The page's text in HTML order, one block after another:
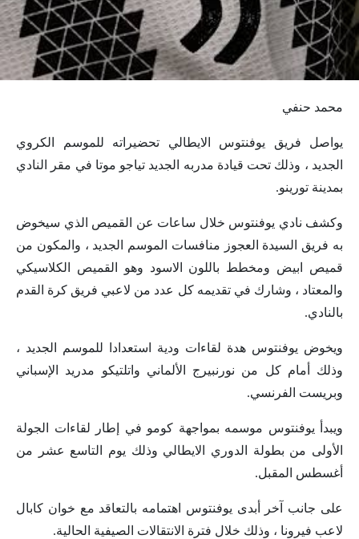
محمد حنفي
يواصل فريق يوفنتوس الايطالي تحضيراته للموسم الكروي
الجديد ، وذلك تحت قيادة مدربه الجديد تياجو موتا في مقر النادي
بمدينة تورينو.
وكشف نادي يوفنتوس خلال ساعات عن القميص الذي سيخوض
به فريق السيدة العجوز منافسات الموسم الجديد ، والمكون من
قميص ابيض ومخطط باللون الاسود وهو القميص الكلاسيكي
والمعتاد ، وشارك في تقديمه كل عدد من لاعبي فريق كرة القدم
بالنادي.
ويخوض يوفنتوس هدة لقاءات ودية استعدادا للموسم الجديد ،
وذلك أمام كل من نورنبيرج الألماني واتلتيكو مدريد الإسباني
وبريست الفرنسي.
ويبدأ يوفنتوس موسمه بمواجهة كومو في إطار لقاءات الجولة
الأولى من بطولة الدوري الايطالي وذلك يوم التاسع عشر من
أغسطس المقبل.
على جانب آخر أبدى يوفنتوس اهتمامه بالتعاقد مع خوان كابال
لاعب فيرونا ، وذلك خلال فترة الانتقالات الصيفية الحالية.